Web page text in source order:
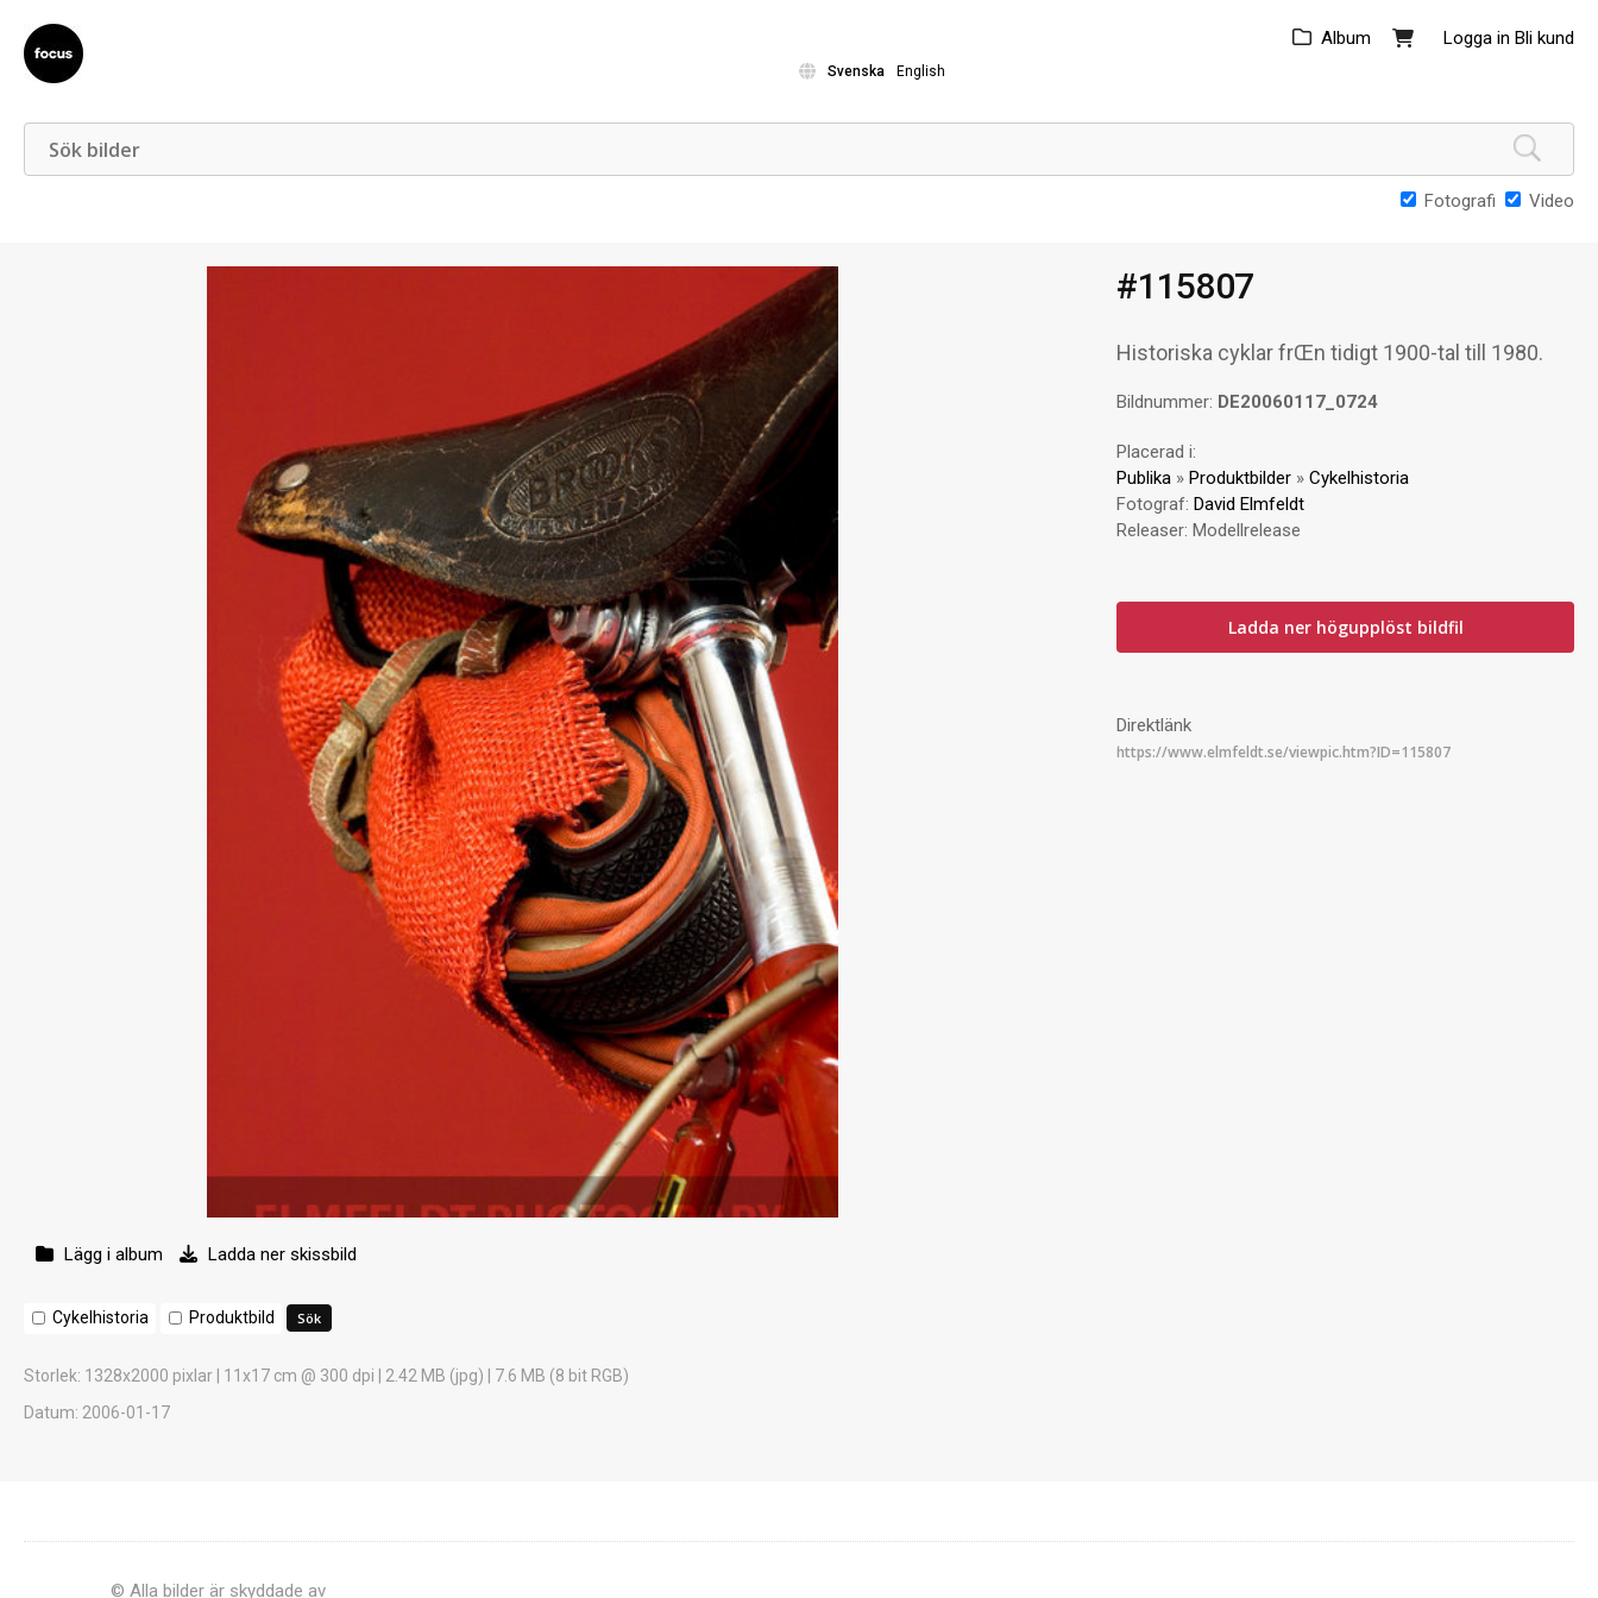
Logga in Bli kund
Album
Svenska English
Fotografi Video
Lägg i album Ladda ner skissbild
Cykelhistoria Produktbild
Storlek: 1328x2000 pixlar | 11x17 cm @ 300 dpi | 2.42 MB (jpg) | 7.6 MB (8 bit RGB)
Datum: 2006-01-17
#115807
Historiska cyklar frŒn tidigt 1900-tal till 1980.
Bildnummer: DE20060117_0724
Placerad i:
Publika »Produktbilder »Cykelhistoria
Fotograf:David Elmfeldt
Releaser:Modellrelease
Ladda ner högupplöst bildfil
Direktlänk
© Alla bilder är skyddade av